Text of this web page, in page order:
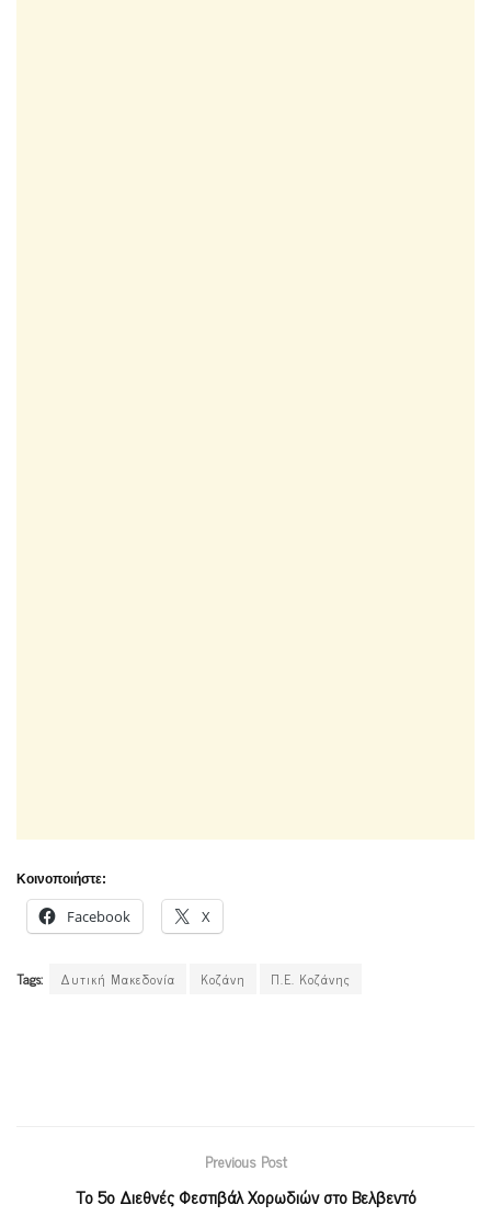
Κοινοποιήστε:
Facebook X
Tags: Δυτική Μακεδονία Κοζάνη Π.Ε. Κοζάνης
Previous Post
Το 5ο Διεθνές Φεστιβάλ Χορωδιών στο Βελβεντό